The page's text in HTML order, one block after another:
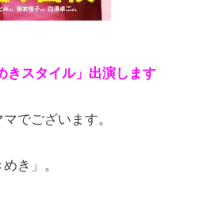
きスタイル」出演します
でございます。
き」。